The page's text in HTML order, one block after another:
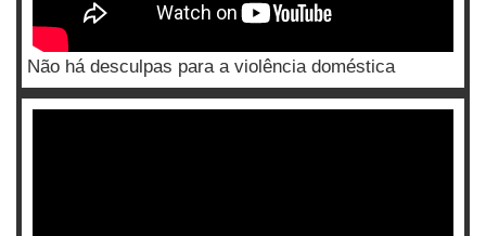
Não há desculpas para a violência doméstica